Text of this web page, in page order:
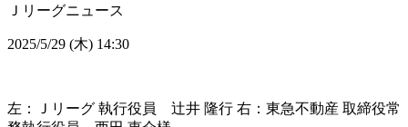
Ｊリーグニュース
2025/5/29 (木) 14:30
左：Ｊリーグ 執行役員 辻井 隆行 右：東急不動産 取締役常